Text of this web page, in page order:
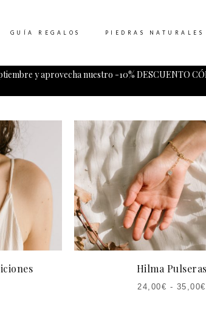
y aprovecha nuestro -10% DESCUENTO
GUÍA REGALOS PIEDRAS NATURALES
Hilma Pulseras
24,00€ - 35,00€